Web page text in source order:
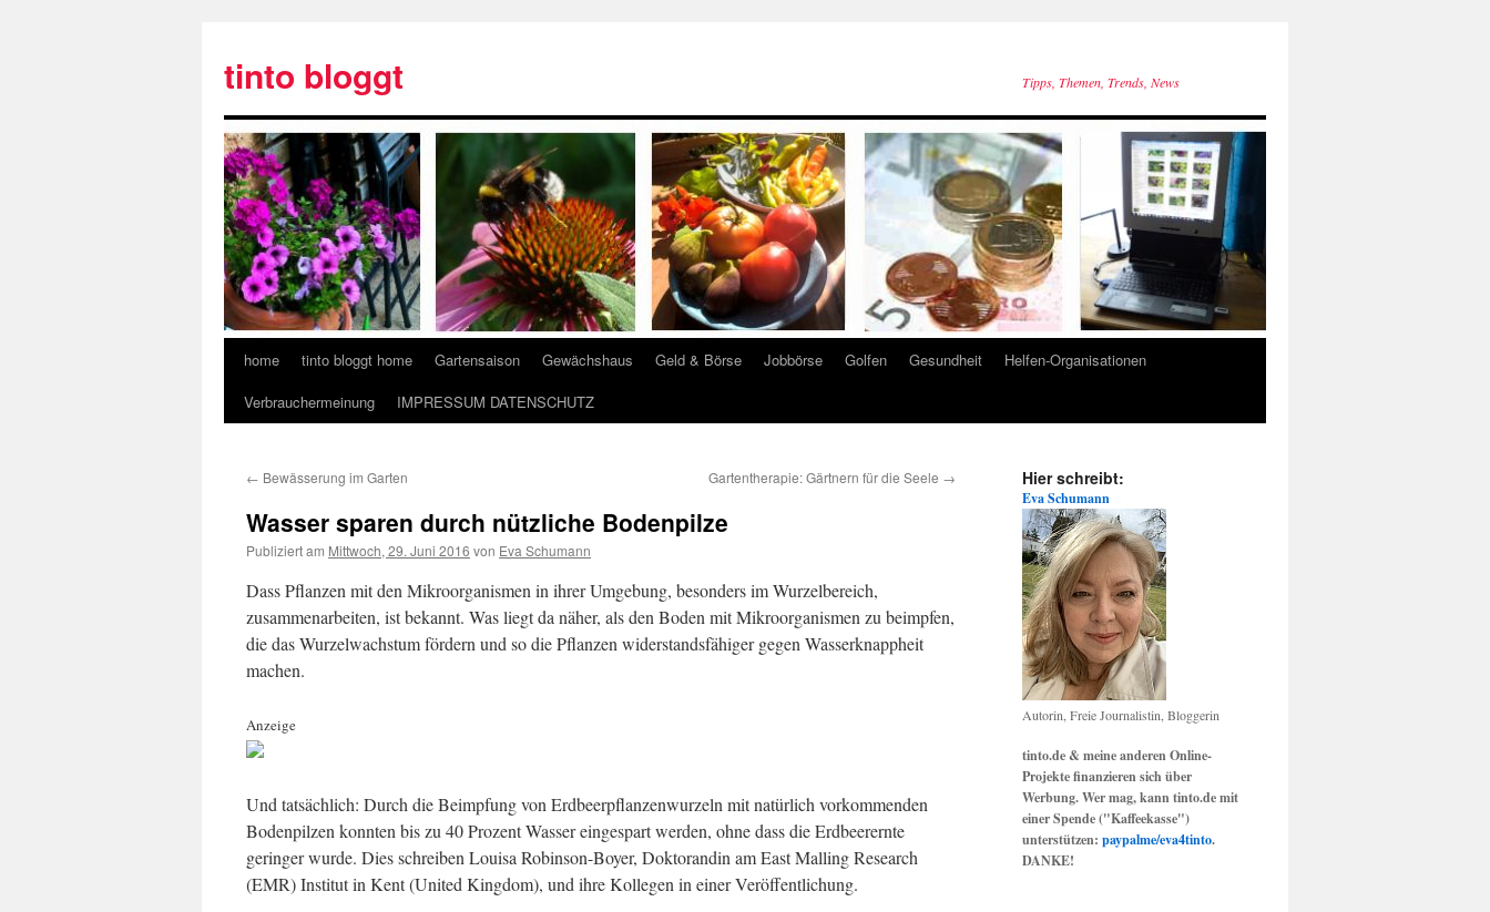
tinto bloggt Tipps, Themen, Trends, News
home tinto bloggt home Gartensaison Gewächshaus Geld & Börse Jobbörse Golfen Gesundheit
Helfen-Organisationen
Verbrauchermeinung
IMPRESSUM DATENSCHUTZ
← Bewässerung im Garten Gartentherapie: Gärtnern für die Seele →
Wasser sparen durch nützliche Bodenpilze
Publiziert am Mittwoch, 29. Juni 2016 von Eva Schumann
Dass Pflanzen mit den Mikroorganismen in ihrer Umgebung, besonders im Wurzelbereich,
zusammenarbeiten, ist bekannt. Was liegt da näher, als den Boden mit Mikroorganismen zu beimpfen,
die das Wurzelwachstum fördern und so die Pflanzen widerstandsfähiger gegen Wasserknappheit
machen.
Anzeige
Und tatsächlich: Durch die Beimpfung von Erdbeerpflanzenwurzeln mit natürlich vorkommenden
Bodenpilzen konnten bis zu 40 Prozent Wasser eingespart werden, ohne dass die Erdbeerernte
geringer wurde. Dies schreiben Louisa Robinson-Boyer, Doktorandin am East Malling Research
(EMR) Institut in Kent (United Kingdom), und ihre Kollegen in einer Veröffentlichung.
Hier schreibt:
Eva Schumann
Autorin, Freie Journalistin, Bloggerin
tinto.de & meine anderen Online-
Projekte finanzieren sich über
Werbung. Wer mag, kann tinto.de mit
einer Spende ("Kaffeekasse")
unterstützen: paypalme/eva4tinto.
DANKE!